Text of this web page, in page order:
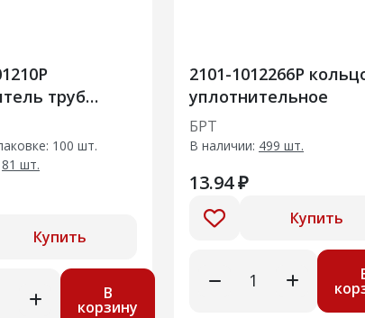
труб
отопителя в
100 шт.
81 шт.
Купить
В
корзину
2101-1012266Р
уплотнительное
БРТ
В наличии: 499 шт.
13.94 ₽
Купить